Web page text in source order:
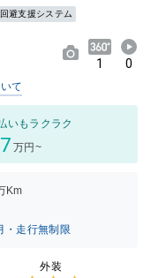
避支援システム
1 0
て
いもラクラク
万円~
Km
・走行無制限
外装